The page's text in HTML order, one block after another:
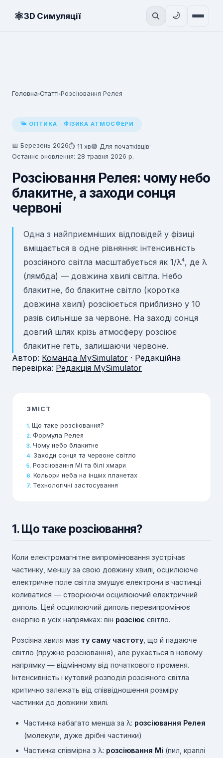
⚛3D Симуляції 🌙
Головна›Статті›Розсіювання Релея
🌤 ОПТИКА · ФІЗИКА АТМОСФЕРИ
📅 Березень 2026⏱ 11 хв🟢 Для початківців·
Останнє оновлення: 28 травня 2026 р.
Розсіювання Релея: чому небо
блакитне, а заходи сонця
червоні
Одна з найприємніших відповідей у фізиці
вміщається в одне рівняння: інтенсивність
розсіяного світла масштабується як 1/λ⁴, де λ
(лямбда) — довжина хвилі світла. Небо
блакитне, бо блакитне світло (коротка
довжина хвилі) розсіюється приблизно у 10
разів сильніше за червоне. На заході сонця
довгий шлях крізь атмосферу розсіює
блакитне геть, залишаючи червоне.
Автор: Команда MySimulator · Редакційна
перевірка: Редакція MySimulator
ЗМІСТ
Що таке розсіювання?
Формула Релея
Чому небо блакитне
Заходи сонця та червоне світло
Розсіювання Мі та білі хмари
Кольори неба на інших планетах
Технологічні застосування
1. Що таке розсіювання?
Коли електромагнітне випромінювання зустрічає
частинку, меншу за свою довжину хвилі, осцилююче
електричне поле світла змушує електрони в частинці
коливатися — створюючи осцилюючий електричний
диполь. Цей осцилюючий диполь перевипромінює
енергію в усіх напрямках: він розсіює світло.
Розсіяна хвиля має ту саму частоту , що й падаюче
світло (пружне розсіювання), але рухається в новому
напрямку — відмінному від початкового променя.
Інтенсивність і кутовий розподіл розсіяного світла
критично залежать від співвідношення розміру
частинки до довжини хвилі.
Частинка набагато менша за λ: розсіювання Релея
(молекули, дуже дрібні частинки)
Частинка співмірна з λ: розсіювання Мі (пил, краплі